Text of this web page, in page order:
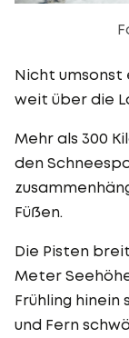
Nicht umsonst
weit über die
Mehr als 300
den
Füßen.
Die Pisten
Meter
Frühling hinein
und Fern